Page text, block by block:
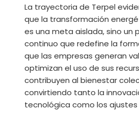
La trayectoria de Terpel
que la transformación
es una meta aislada, sino un
continuo que redefine la
que las empresas generan
optimizan el uso de sus
contribuyen al bienestar
convirtiendo tanto la
tecnológica como los ajustes